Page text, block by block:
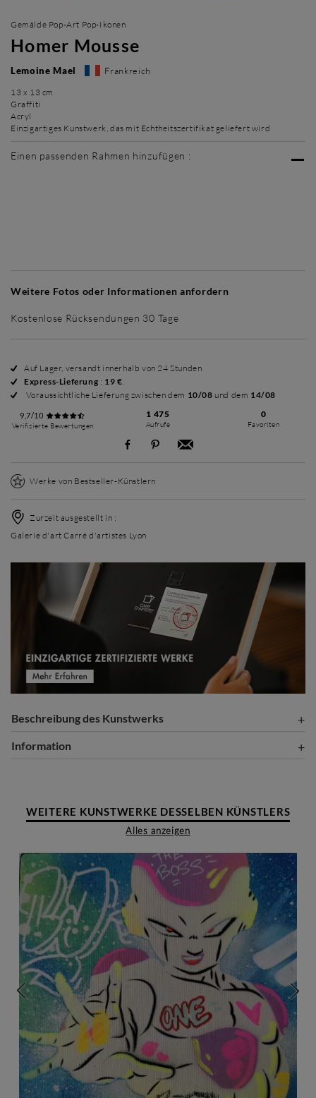
Gemälde Pop-Art Pop-Ikonen
Homer Mousse
Lemoine Mael Frankreich
13 x 13 cm
Graffiti
Acryl
Einzigartiges Kunstwerk, das mit Echtheitszertifikat geliefert wird
Einen passenden Rahmen hinzufügen :
Weitere Fotos oder Informationen anfordern
Kostenlose Rücksendungen 30 Tage
Auf Lager, versandt innerhalb von 24 Stunden
Express-Lieferung : 19 €.
Voraussichtliche Lieferung zwischen dem 10/08 und dem 14/08
9,7/10
Verifizierte Bewertungen
1 475
Aufrufe
0
Favoriten
Werke von Bestseller-Künstlern
Zurzeit ausgestellt in :
Galerie d'art Carré d'artistes Lyon
Beschreibung des Kunstwerks
Information
WEITERE KUNSTWERKE DESSELBEN KÜNSTLERS
Alles anzeigen